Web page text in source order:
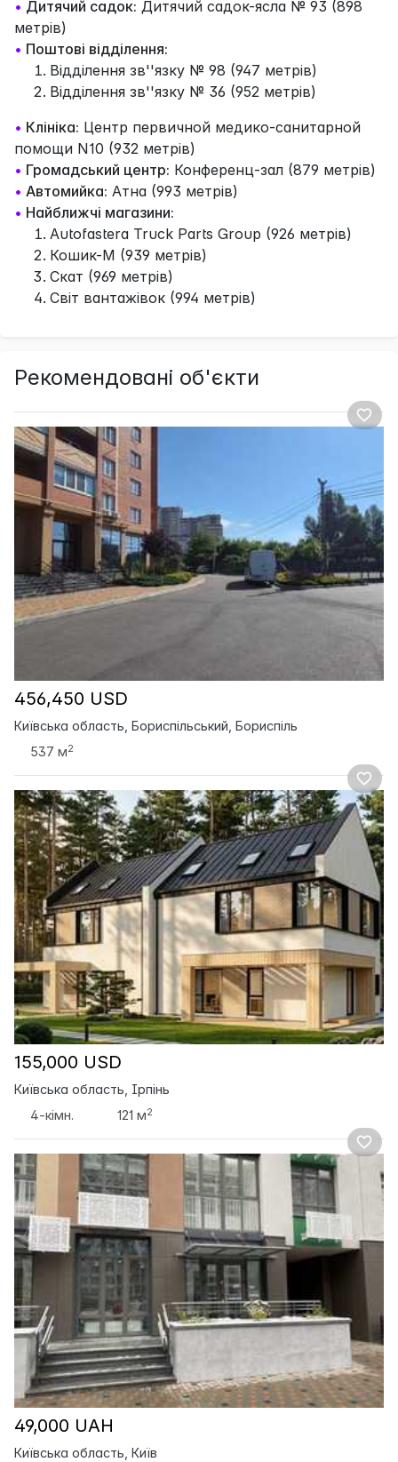
• Дитячий садок: Дитячий садок-ясла № 93 (898
метрів)
• Поштові відділення:
Відділення зв''язку № 98 (947 метрів)
Відділення зв''язку № 36 (952 метрів)
• Клініка: Центр первичной медико-санитарной
помощи N10 (932 метрів)
• Громадський центр: Конференц-зал (879 метрів)
• Автомийка: Атна (993 метрів)
• Найближчі магазини:
Autofastera Truck Parts Group (926 метрів)
Кошик-М (939 метрів)
Скат (969 метрів)
Світ вантажівок (994 метрів)
Рекомендовані об'єкти
456,450 USD
Київська область, Бориспільський, Бориспіль
537 м2
155,000 USD
Київська область, Ірпінь
4-кімн.
121 м2
49,000 UAH
Київська область, Київ